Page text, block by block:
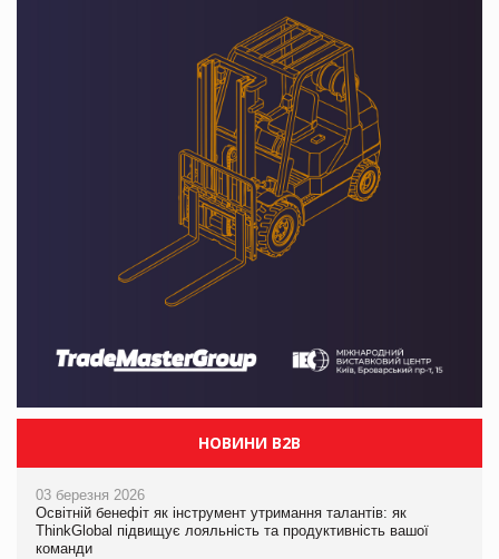
НОВИНИ B2B
03 березня 2026
Освітній бенефіт як інструмент утримання талантів: як
ThinkGlobal підвищує лояльність та продуктивність вашої
команди